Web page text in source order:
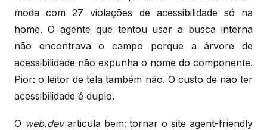
moda com 27 violações de acessibilidade só na
home. O agente que tentou usar a busca interna
não encontrava o campo porque a árvore de
acessibilidade não expunha o nome do componente.
Pior: o leitor de tela também não. O custo de não ter
acessibilidade é duplo.
O web.devarticula bem: tornar o site agent-friendly